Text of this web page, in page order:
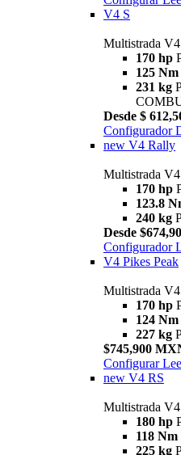
V4 S
Multistrada V4
170 hp
125 Nm
231 kg
Desde $
Configurador
new V4 Rally
Multistrada
170 hp
123.8
240 kg
Desde
Configurador
V4 Pikes Peak
Multistrada
170 hp
124 Nm
227 kg
$745,900
Configurar
new V4 RS
Multistrada
180 hp
118 Nm
225 kg